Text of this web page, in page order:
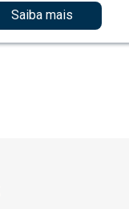
Saiba mais